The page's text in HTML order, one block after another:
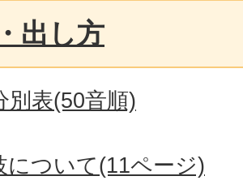
出し方
別表(50音順)
について(11ページ)